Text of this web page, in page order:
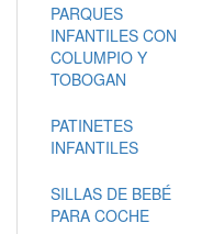
PARQUES
INFANTILES CON
COLUMPIO Y
TOBOGAN
PATINETES
INFANTILES
SILLAS DE BEBÉ
PARA COCHE